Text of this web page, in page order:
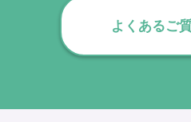
の手続きとお答えに
以上でして、お客様
くまでの期間、回数
よくあるご